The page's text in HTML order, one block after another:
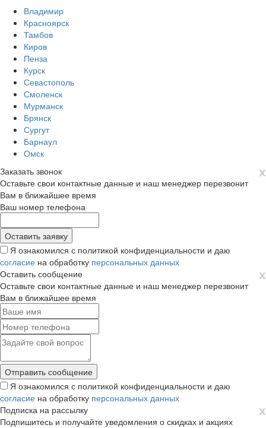
Владимир
Красноярск
Тамбов
Киров
Пенза
Курск
Севастополь
Смоленск
Мурманск
Брянск
Сургут
Барнаул
Омск
х
Заказать звонок
Оставьте свои контактные данные и наш менеджер перезвонит
Вам в ближайшее время
Ваш номер телефона
Я ознакомился с политикой конфиденциальности и даю
согласие на обработку персональных данных
х
Оставить сообщение
Оставьте свои контактные данные и наш менеджер перезвонит
Вам в ближайшее время
Я ознакомился с политикой конфиденциальности и даю
согласие на обработку персональных данных
х
Подписка на рассылку
Подпишитесь и получайте уведомления о скидках и акциях